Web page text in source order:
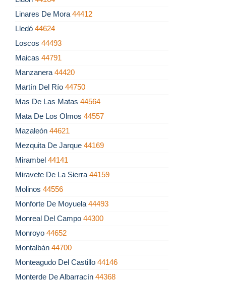
Linares De Mora 44412
Lledó 44624
Loscos 44493
Maicas 44791
Manzanera 44420
Martín Del Río 44750
Mas De Las Matas 44564
Mata De Los Olmos 44557
Mazaleón 44621
Mezquita De Jarque 44169
Mirambel 44141
Miravete De La Sierra 44159
Molinos 44556
Monforte De Moyuela 44493
Monreal Del Campo 44300
Monroyo 44652
Montalbán 44700
Monteagudo Del Castillo 44146
Monterde De Albarracín 44368